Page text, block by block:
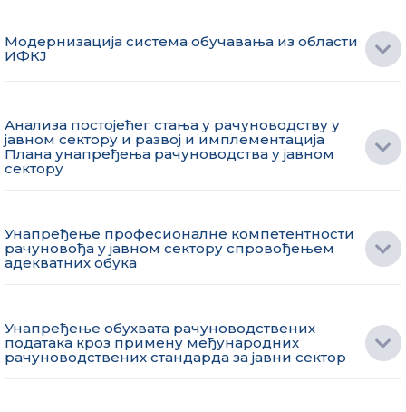
Модернизација система обучавања из области
ИФКЈ
Анализа постојећег стања у рачуноводству у
јавном сектору и развој и имплементација
Плана унапређења рачуноводства у јавном
сектору
Унапређење професионалне компетентности
рачуновођа у јавном сектору спровођењем
адекватних обука
Унапређење обухвата рачуноводствених
података кроз примену међународних
рачуноводствених стандарда за јавни сектор